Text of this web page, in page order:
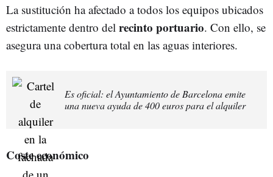
La sustitución ha afectado a todos los equipos ubicados
estrictamente dentro del recinto portuario. Con ello, se
asegura una cobertura total en las aguas interiores.
Es oficial: el Ayuntamiento de Barcelona emite
una nueva ayuda de 400 euros para el alquiler
Coste económico